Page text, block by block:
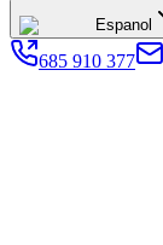
Espanol
685 910 377